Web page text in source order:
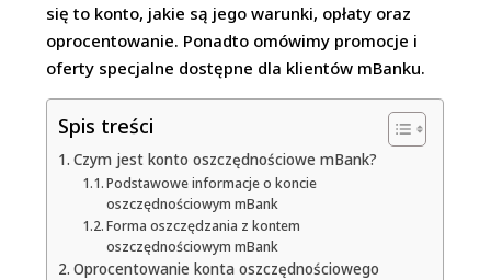
się to konto, jakie są jego warunki, opłaty oraz
oprocentowanie. Ponadto omówimy promocje i
oferty specjalne dostępne dla klientów mBanku.
Spis treści
Czym jest konto oszczędnościowe mBank?
Podstawowe informacje o koncie
oszczędnościowym mBank
Forma oszczędzania z kontem
oszczędnościowym mBank
Oprocentowanie konta oszczędnościowego